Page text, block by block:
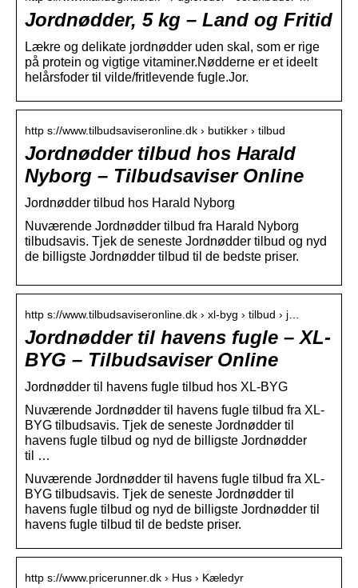
Jordnødder, 5 kg – Land og Fritid
Lækre og delikate jordnødder uden skal, som er rige
på protein og vigtige vitaminer.Nødderne er et ideelt
helårsfoder til vilde/fritlevende fugle.Jor.
http s://www.tilbudsaviseronline.dk › butikker › tilbud
Jordnødder tilbud hos Harald
Nyborg – Tilbudsaviser Online
Jordnødder tilbud hos Harald Nyborg
Nuværende Jordnødder tilbud fra Harald Nyborg
tilbudsavis. Tjek de seneste Jordnødder tilbud og nyd
de billigste Jordnødder tilbud til de bedste priser.
http s://www.tilbudsaviseronline.dk › xl-byg › tilbud › j…
Jordnødder til havens fugle – XL-
BYG – Tilbudsaviser Online
Jordnødder til havens fugle tilbud hos XL-BYG
Nuværende Jordnødder til havens fugle tilbud fra XL-
BYG tilbudsavis. Tjek de seneste Jordnødder til
havens fugle tilbud og nyd de billigste Jordnødder
til …
Nuværende Jordnødder til havens fugle tilbud fra XL-
BYG tilbudsavis. Tjek de seneste Jordnødder til
havens fugle tilbud og nyd de billigste Jordnødder til
havens fugle tilbud til de bedste priser.
http s://www.pricerunner.dk › Hus › Kæledyr